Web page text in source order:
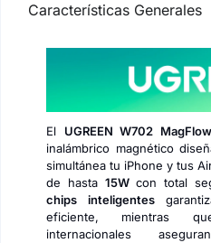
Características Generales
El UGREEN W702
inalámbrico magnético
simultánea tu iPhone y tus
de hasta 15Wcon total
chips inteligentes
eficiente, mientras
internacionales